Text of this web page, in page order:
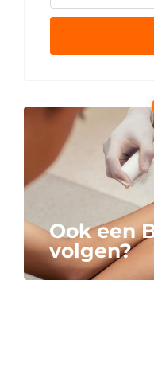
Ook een
volgen?